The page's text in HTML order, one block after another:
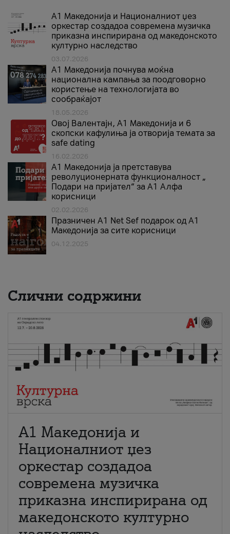
А1 Македонија и Националниот џез
оркестар создадоа современа музичка
приказна инспирирана од македонското
културно наследство
03.07.2026
A1 Македонија почнува моќна
национална кампања за поодговорно
користење на технологијата во
сообраќајот
18.05.2026
Овој Валентајн, A1 Македонија и 6
скопски кафулиња ја отворија темата за
safe dating
16.02.2026
А1 Македонија ја претставува
револуционерната функционалност „
Подари на пријател“ за А1 Алфа
корисници
02.02.2026
Празничен A1 Net Sеf подарок од А1
Македонија за сите корисници
04.12.2025
Слични содржини
А1 Македонија и
Националниот џез
оркестар создадоа
современа музичка
приказна инспирирана од
македонското културно